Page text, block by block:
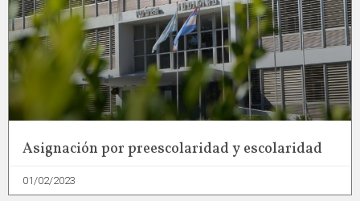
Asignación por preescolaridad y escolaridad
01/02/2023